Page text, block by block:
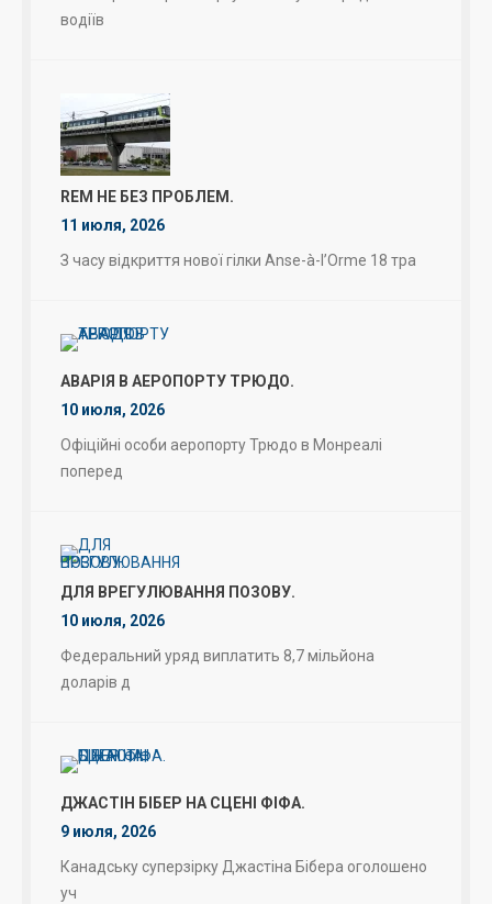
водіїв
REM НЕ БЕЗ ПРОБЛЕМ.
11 июля, 2026
З часу відкриття нової гілки Anse-à-l’Orme 18 тра
АВАРІЯ В АЕРОПОРТУ ТРЮДО.
10 июля, 2026
Офіційні особи аеропорту Трюдо в Монреалі
поперед
ДЛЯ ВРЕГУЛЮВАННЯ ПОЗОВУ.
10 июля, 2026
Федеральний уряд виплатить 8,7 мільйона
доларів д
ДЖАСТІН БІБЕР НА СЦЕНІ ФІФА.
9 июля, 2026
Канадську суперзірку Джастіна Бібера оголошено
уч